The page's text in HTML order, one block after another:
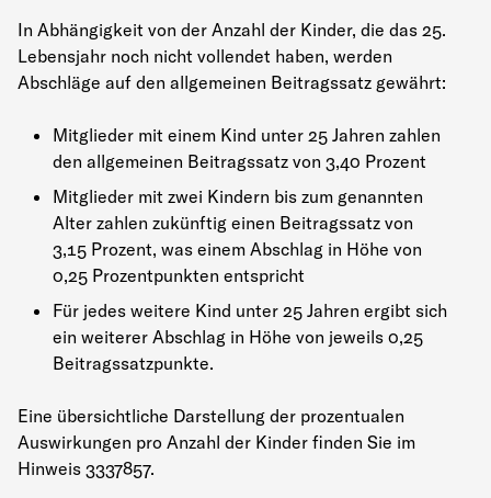
In Abhängigkeit von der Anzahl der Kinder, die das 25.
Lebensjahr noch nicht vollendet haben, werden
Abschläge auf den allgemeinen Beitragssatz gewährt:
Mitglieder mit einem Kind unter 25 Jahren zahlen
den allgemeinen Beitragssatz von 3,40 Prozent
Mitglieder mit zwei Kindern bis zum genannten
Alter zahlen zukünftig einen Beitragssatz von
3,15 Prozent, was einem Abschlag in Höhe von
0,25 Prozentpunkten entspricht
Für jedes weitere Kind unter 25 Jahren ergibt sich
ein weiterer Abschlag in Höhe von jeweils 0,25
Beitragssatzpunkte.
Eine übersichtliche Darstellung der prozentualen
Auswirkungen pro Anzahl der Kinder finden Sie im
Hinweis 3337857.